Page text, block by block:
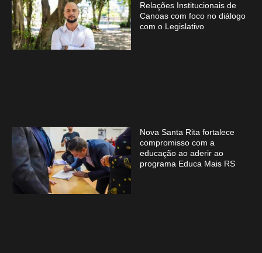
Relações Institucionais de
Canoas com foco no diálogo
com o Legislativo
Nova Santa Rita fortalece
compromisso com a
educação ao aderir ao
programa Educa Mais RS